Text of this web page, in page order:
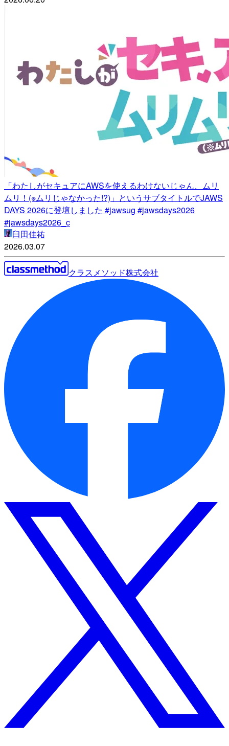
「わたしがセキュアにAWSを使えるわけないじゃん、ムリ
ムリ！(※ムリじゃなかった!?)」というサブタイトルでJAWS
DAYS 2026に登壇しました #jawsug #jawsdays2026
#jawsdays2026_c
臼田佳祐
2026.03.07
クラスメソッド株式会社